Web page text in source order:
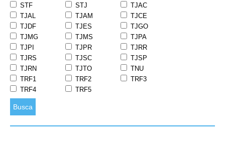
STF STJ
TJAC
TJAL
TJAM
TJCE
TJDF
TJES
TJGO
TJMG
TJMS
TJPA
TJPI
TJPR
TJRR
TJRS
TJSC
TJSP
TJRN
TJTO
TNU
TRF1
TRF2
TRF3
TRF4
TRF5
Busca